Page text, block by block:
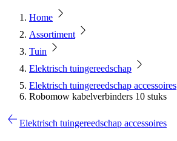
Home
Assortiment
Tuin
Elektrisch tuingereedschap
Elektrisch tuingereedschap accessoires
Robomow kabelverbinders 10 stuks
Elektrisch tuingereedschap accessoires